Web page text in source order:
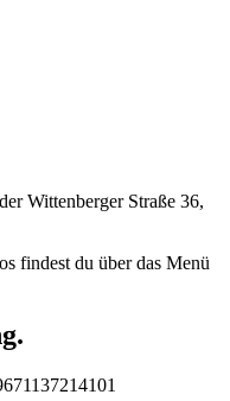
Wittenberger Straße 36,
findest du über das Menü